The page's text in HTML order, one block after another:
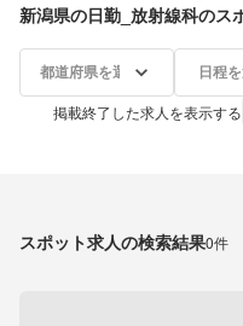
新潟県の日勤_放射線科のス
都道府県を選択 日程
掲載終了した求人を表示する
スポット求人の検索結果0件